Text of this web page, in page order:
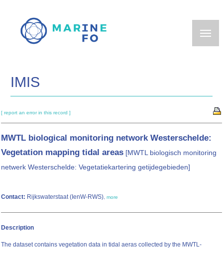
main
IMIS
[ report an error in this record ]
MWTL biological monitoring network Westerschelde:
Vegetation mapping tidal areas [MWTL biologisch monitoring
netwerk Westerschelde: Vegetatiekartering getijdegebieden]
Contact: Rijkswaterstaat (IenW-RWS), more
Description
The dataset contains vegetation data in tidal aeras collected by the MWTL-